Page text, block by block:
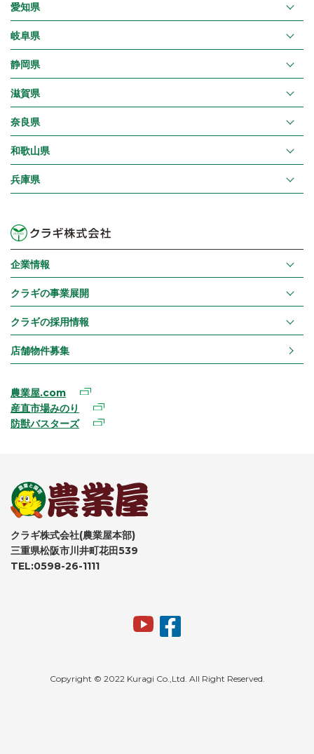
愛知県
岐阜県
静岡県
滋賀県
奈良県
和歌山県
兵庫県
企業情報
クラギの事業展開
クラギの採用情報
店舗物件募集
農業屋.com
産直市場みのり
防獣バスターズ
クラギ株式会社(農業屋本部)
三重県松阪市川井町花田539
TEL:0598-26-1111
Copyright © 2022 Kuragi Co.,Ltd. All Right Reserved.